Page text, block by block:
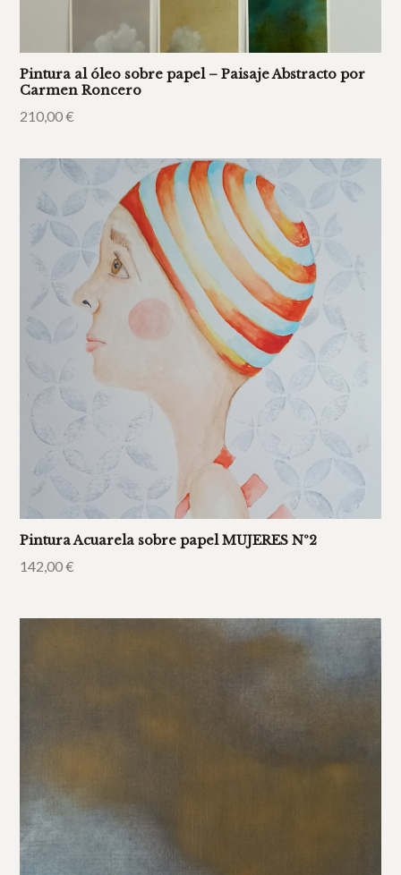
Pintura al óleo sobre papel – Paisaje Abstracto por
Carmen Roncero
210,00€
Pintura Acuarela sobre papel MUJERES Nº2
142,00€